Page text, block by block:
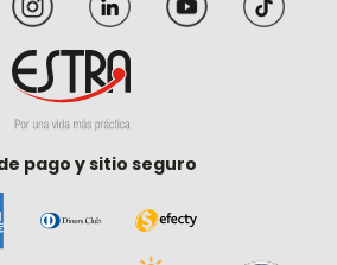
pago y sitio seguro